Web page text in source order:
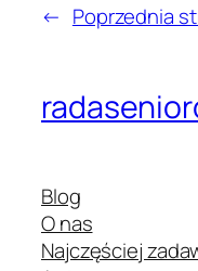
← Poprzednia
Blog
O nas
Najczęściej